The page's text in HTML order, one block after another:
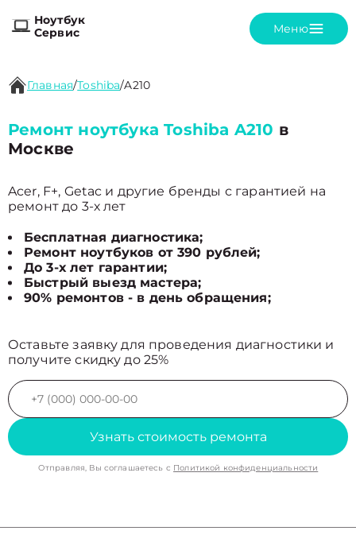
Ноутбук
Сервис
Меню
Главная/Toshiba/A210
Ремонт ноутбука Toshiba A210 в
Москве
Acer, F+, Getac и другие бренды с гарантией на
ремонт до 3-х лет
Бесплатная диагностика;
Ремонт ноутбуков от 390 рублей;
До 3-х лет гарантии;
Быстрый выезд мастера;
90% ремонтов - в день обращения;
Оставьте заявку для проведения диагностики и
получите скидку до 25%
Узнать стоимость ремонта
Отправляя, Вы соглашаетесь с Политикой конфиденциальности